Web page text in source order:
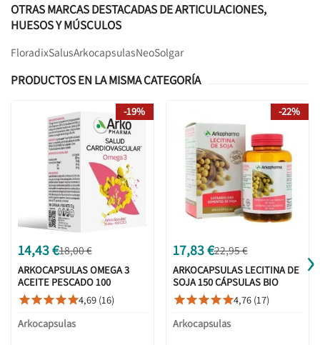
OTRAS MARCAS DESTACADAS DE ARTICULACIONES,
HUESOS Y MÚSCULOS
FloradixSalusArkocapsulasNeoSolgar
PRODUCTOS EN LA MISMA CATEGORÍA
14,43 €18,00 €
ARKOCAPSULAS OMEGA 3
ACEITE PESCADO 100
CAPSULAS
4,69 (16)
Arkocapsulas
-19%
17,83 €22,95 €
ARKOCAPSULAS LECITINA DE
SOJA 150 CÁPSULAS BIO
4,76 (17)
Arkocapsulas
-22%
›